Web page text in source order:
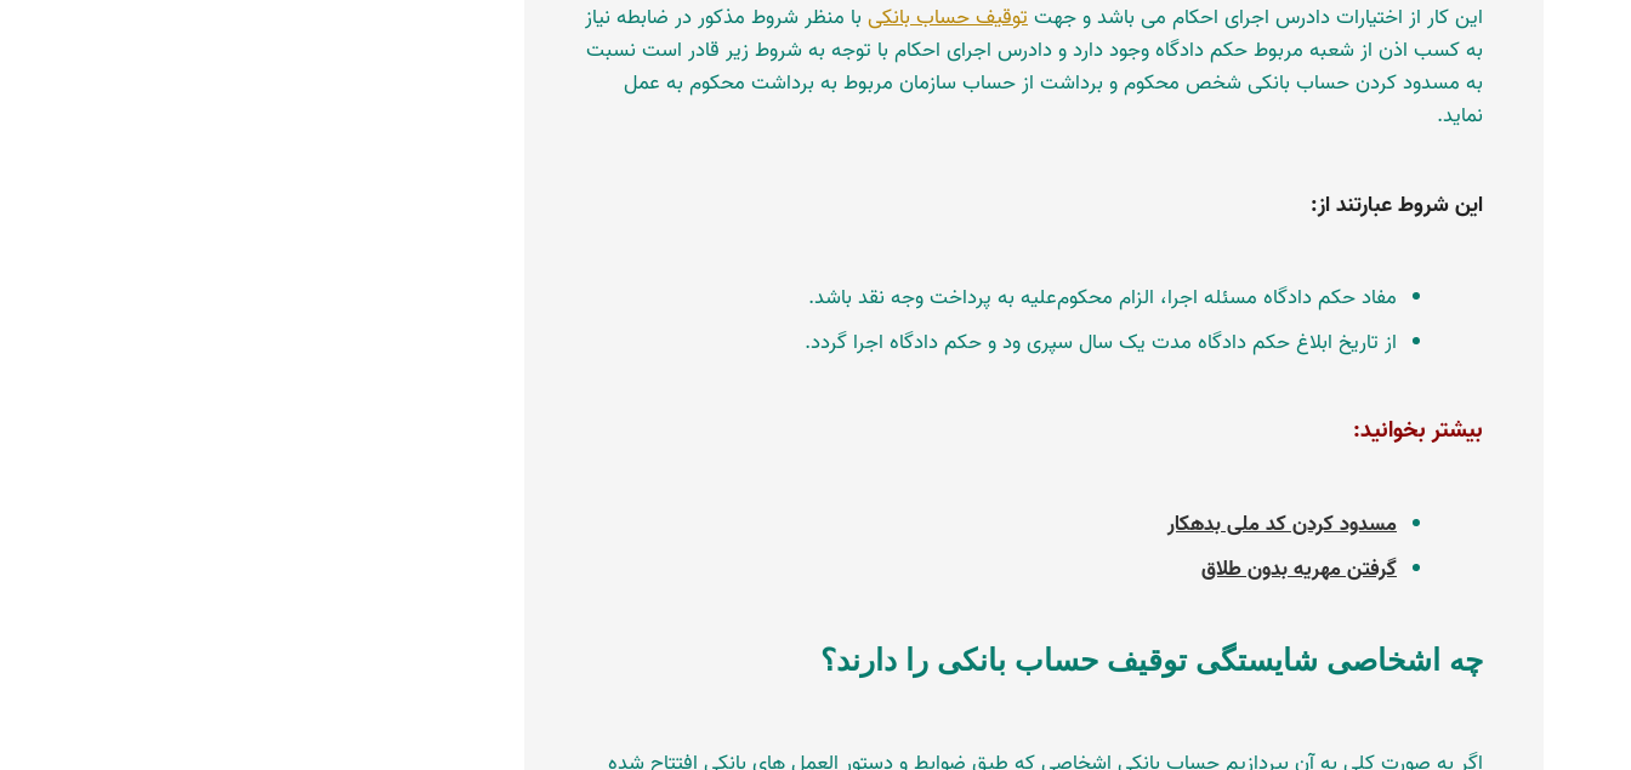
این کار از اختیارات دادرس اجرای احکام می باشد و جهتتوقیف حساب بانکی با منظر شروط مذکور در ضابطه نیاز
به کسب اذن از شعبه مربوط حکم دادگاه وجود دارد و دادرس اجرای احکام با توجه به شروط زیر قادر است نسبت
به مسدود کردن حساب بانکی شخص محکوم و برداشت از حساب سازمان مربوط به برداشت محکوم به عمل
نماید.
این شروط عبارتند از:
مفاد حکم دادگاه مسئله اجرا، الزام محکوم‌علیه به پرداخت وجه نقد باشد.
از تاریخ ابلاغ حکم دادگاه مدت یک‌ سال سپری ود و حکم دادگاه اجرا گردد.
بیشتر بخوانید:
مسدود کردن کد ملی بدهکار
گرفتن مهریه بدون طلاق
چه اشخاصی شایستگی توقیف حساب بانکی را دارند؟
اگر به صورت کلی به آن بپردازیم حساب بانکی اشخاصی که طبق ضوابط و دستور العمل های بانکی افتتاح شده